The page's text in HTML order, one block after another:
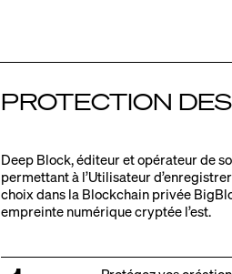
PROTECTION
Deep Block, éditeur et opérateur de
permettant à l’Utilisateur
choix dans la Blockchain privée
empreinte numérique cryptée l’est.